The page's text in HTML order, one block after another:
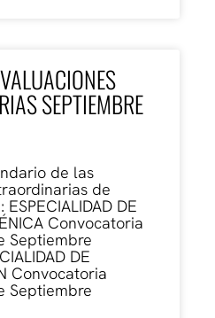
SEPTIEMBRE
de las
de
DE
Convocatoria
Septiembre
DE
Convocatoria
Septiembre